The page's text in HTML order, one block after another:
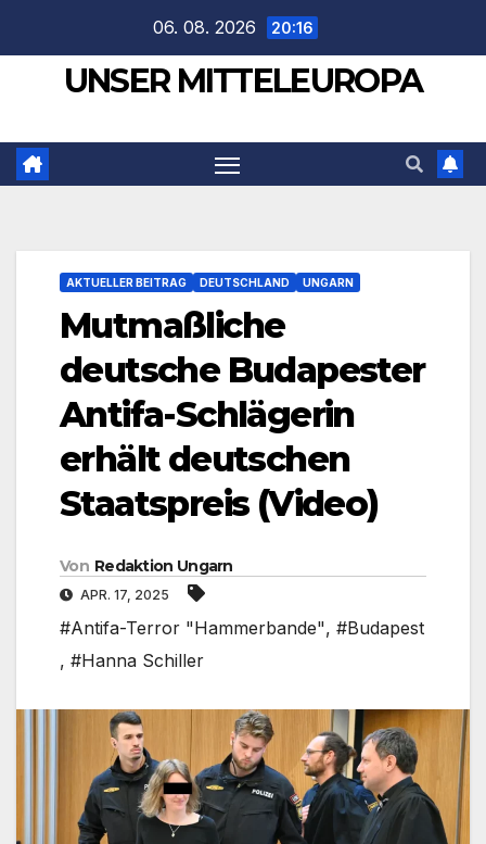
springen
06. 08. 2026 20:16
UNSER MITTELEUROPA
AKTUELLER BEITRAG DEUTSCHLAND UNGARN
Mutmaßliche
deutsche Budapester
Antifa-Schlägerin
erhält deutschen
Staatspreis (Video)
Von Redaktion Ungarn
APR. 17, 2025
#Antifa-Terror "Hammerbande", #Budapest
, #Hanna Schiller